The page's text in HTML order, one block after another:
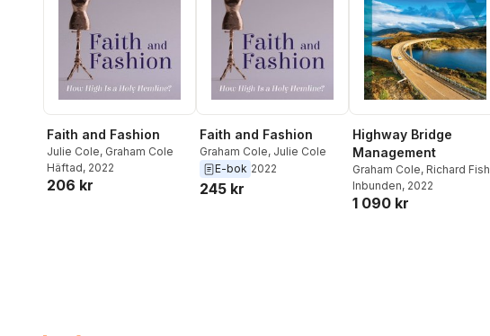
Faith and Fashion
Julie Cole, Graham Cole
Häftad, 2022
206 kr
Faith and Fashion
Graham Cole, Julie Cole
E-bok 2022
245 kr
Highway Bridge
Management
Graham Cole, Richard Fish
Inbunden, 2022
1 090 kr